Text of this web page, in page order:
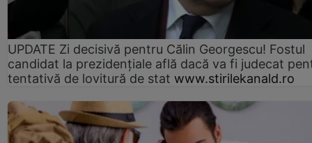
UPDATE Zi decisivă pentru Călin Georgescu! Fostul
candidat la prezidențiale află dacă va fi judecat
tentativă de lovitură de stat www.stirilekanald.ro